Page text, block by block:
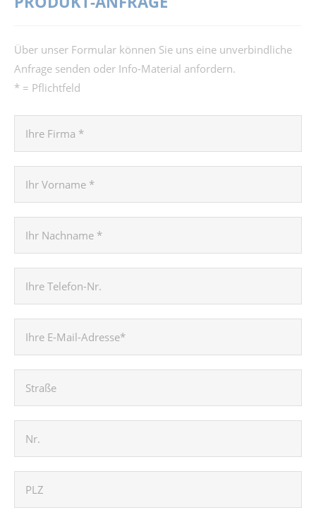
Über unser Formular können Sie uns eine unverbindliche
Anfrage senden oder Info-Material anfordern.
* = Pflichtfeld